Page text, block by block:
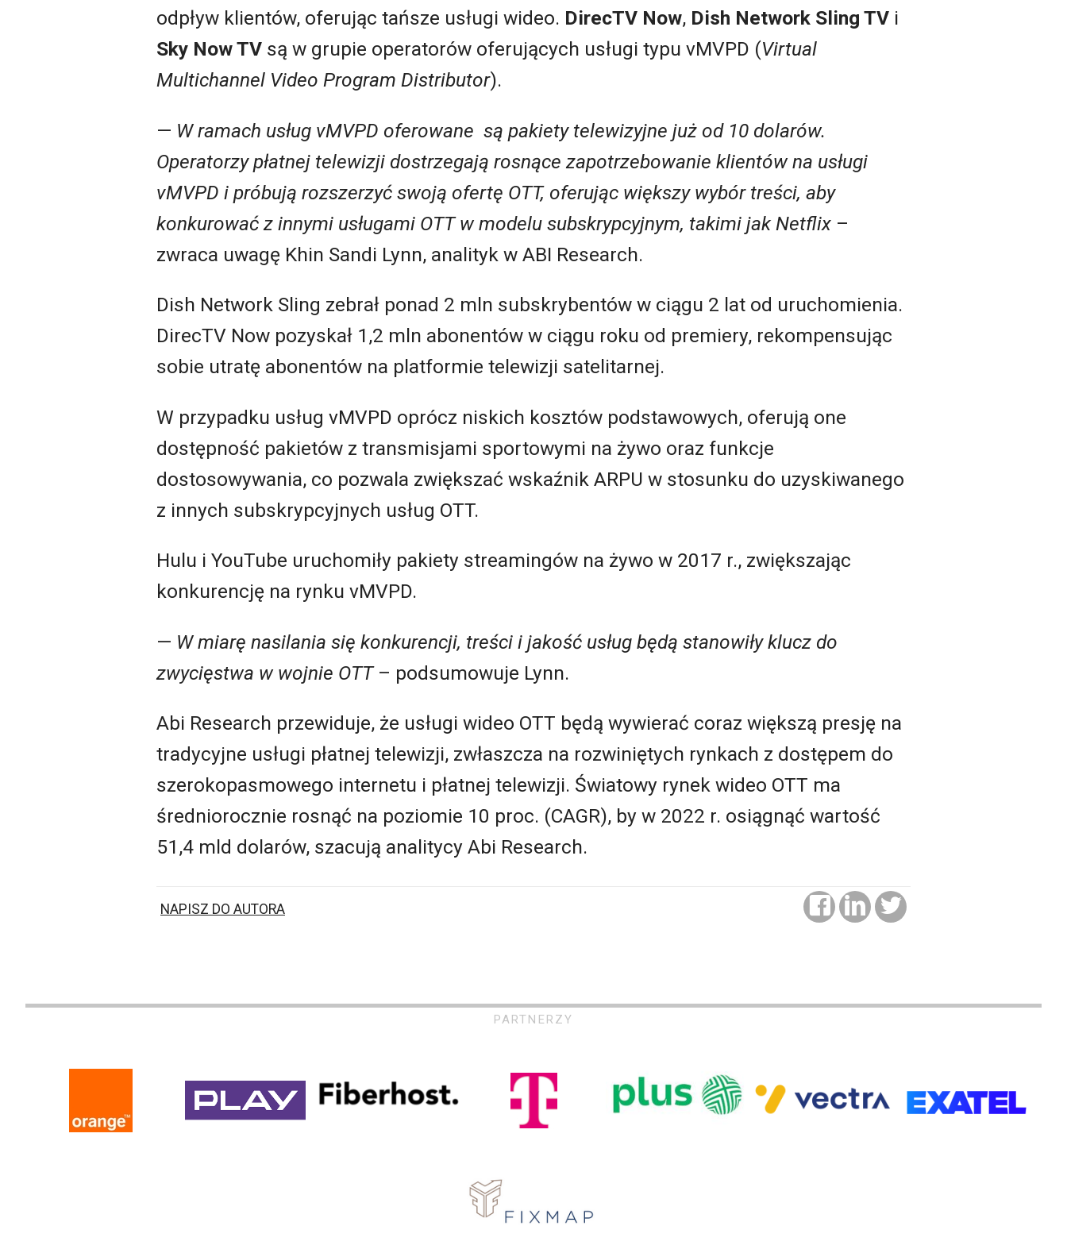
odpływ klientów, oferując tańsze usługi wideo. DirecTV Now, Dish Network Sling TV i
Sky Now TV są w grupie operatorów oferujących usługi typu vMVPD (Virtual
Multichannel Video Program Distributor).
— W ramach usług vMVPD oferowane są pakiety telewizyjne już od 10 dolarów.
Operatorzy płatnej telewizji dostrzegają rosnące zapotrzebowanie klientów na usługi
vMVPD i próbują rozszerzyć swoją ofertę OTT, oferując większy wybór treści, aby
konkurować z innymi usługami OTT w modelu subskrypcyjnym, takimi jak Netflix –
zwraca uwagę Khin Sandi Lynn, analityk w ABI Research.
Dish Network Sling zebrał ponad 2 mln subskrybentów w ciągu 2 lat od uruchomienia.
DirecTV Now pozyskał 1,2 mln abonentów w ciągu roku od premiery, rekompensując
sobie utratę abonentów na platformie telewizji satelitarnej.
W przypadku usług vMVPD oprócz niskich kosztów podstawowych, oferują one
dostępność pakietów z transmisjami sportowymi na żywo oraz funkcje
dostosowywania, co pozwala zwiększać wskaźnik ARPU w stosunku do uzyskiwanego
z innych subskrypcyjnych usług OTT.
Hulu i YouTube uruchomiły pakiety streamingów na żywo w 2017 r., zwiększając
konkurencję na rynku vMVPD.
— W miarę nasilania się konkurencji, treści i jakość usług będą stanowiły klucz do
zwycięstwa w wojnie OTT– podsumowuje Lynn.
Abi Research przewiduje, że usługi wideo OTT będą wywierać coraz większą presję na
tradycyjne usługi płatnej telewizji, zwłaszcza na rozwiniętych rynkach z dostępem do
szerokopasmowego internetu i płatnej telewizji. Światowy rynek wideo OTT ma
średniorocznie rosnąć na poziomie 10 proc. (CAGR), by w 2022 r. osiągnąć wartość
51,4 mld dolarów, szacują analitycy Abi Research.
NAPISZ DO AUTORA
PARTNERZY